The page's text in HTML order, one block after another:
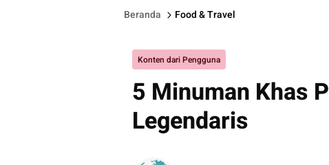
Beranda Food & Travel
Konten dari Pengguna
5 Minuman Khas
Legendaris